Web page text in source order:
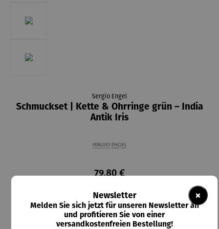
Sergio Engel
Schmuckset | Kette & Ohrringe grün – India
Antik Iris
79,80 €
Lieferzeit: 2-3 Tage
×
Newsletter
Melden Sie sich jetzt für unseren Newsletter an
und profitieren Sie von einer
versandkostenfreien Bestellung!